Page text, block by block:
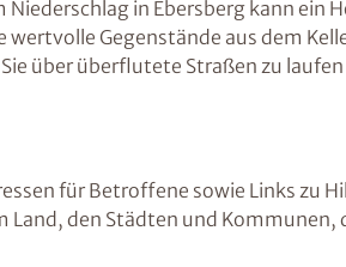
in Ebersberg kann ein
wertvolle Gegenstände aus dem
über überflutete Straßen zu
für Betroffene sowie Links zu
Land, den Städten und